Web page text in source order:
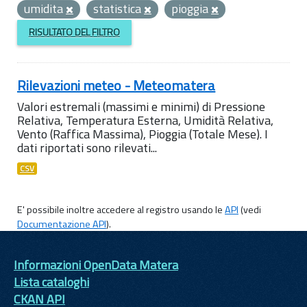
umidita
statistica pioggia
RISULTATO DEL FILTRO
Rilevazioni meteo - Meteomatera
Valori estremali (massimi e minimi) di Pressione
Relativa, Temperatura Esterna, Umidità Relativa,
Vento (Raffica Massima), Pioggia (Totale Mese). I
dati riportati sono rilevati...
CSV
E' possibile inoltre accedere al registro usando leAPI(vedi
Documentazione API).
Informazioni OpenData Matera
Lista cataloghi
CKAN API